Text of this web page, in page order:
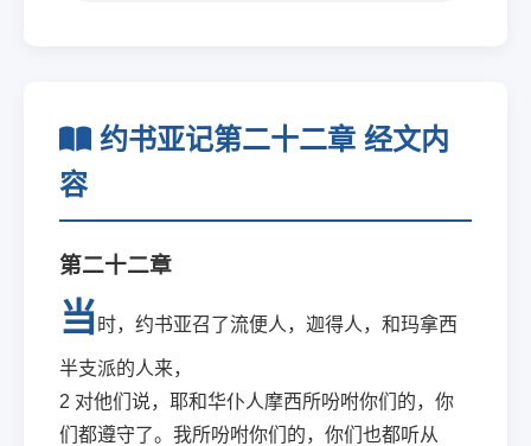
约书亚记第二十二章 经文内
容
第二十二章
当 时，约书亚召了流便人，迦得人，和玛拿西
半支派的人来，
2 对他们说，耶和华仆人摩西所吩咐你们的，你
们都遵守了。我所吩咐你们的，你们也都听从